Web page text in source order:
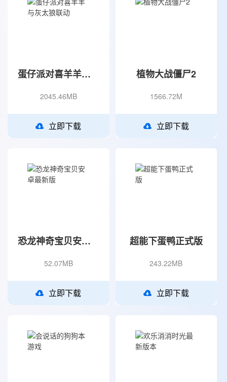
蛋仔派对喜羊羊与灰太狼联动
2045.46MB
立即下载
植物大战僵尸2
1566.72M
立即下载
恐龙神奇宝贝安卓最新版
52.07MB
立即下载
超能下蛋鸭正式版
243.22MB
立即下载